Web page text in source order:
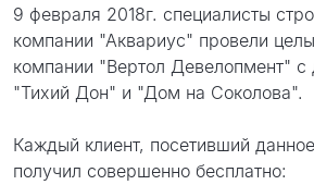
9 февраля 2018г. специалисты
компании "Аквариус" провели
компании "Вертол Девелопмент"
"Тихий Дон" и "Дом на Соколова".
Каждый клиент, посетивший
получил совершенно бесплатно: